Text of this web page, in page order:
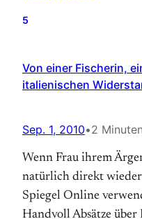
5
Von einer Fischerin,
italienischen
Sep. 1, 2010•2
Wenn Frau ihrem
natürlich direkt wieder
Spiegel Online
Handvoll Absätze